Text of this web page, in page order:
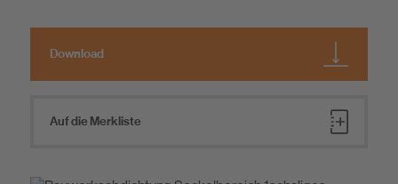
Download
Auf die Merkliste